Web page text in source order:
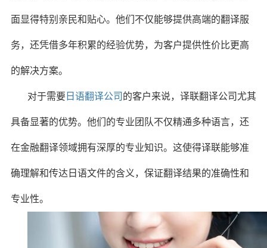
面显得特别亲民和贴心。他们不仅能够提供高端的翻译服
务，还凭借多年积累的经验优势，为客户提供性价比更高
的解决方案。
对于需要日语翻译公司 的客户来说，译联翻译公司尤其
具备显著的优势。他们的专业团队不仅精通多种语言，还
在金融翻译领域拥有深厚的专业知识。这使得译联能够准
确理解和传达日语文件的含义，保证翻译结果的准确性和
专业性。